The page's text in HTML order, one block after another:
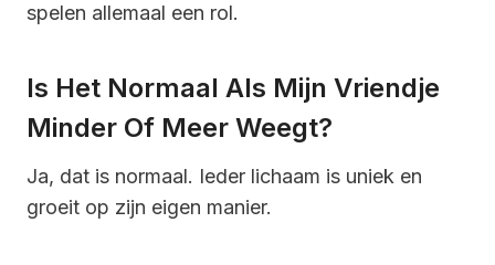
spelen allemaal een rol.
Is Het Normaal Als Mijn Vriendje
Minder Of Meer Weegt?
Ja, dat is normaal. Ieder lichaam is uniek en
groeit op zijn eigen manier.